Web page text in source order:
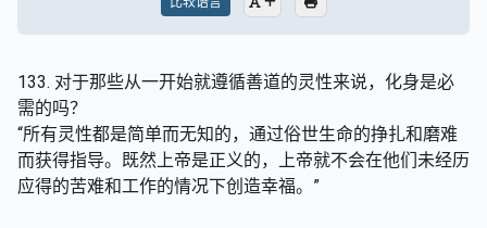
133. 对于那些从一开始就遵循善道的灵性来说，化身是必
需的吗？
“所有灵性都是简单而无知的，通过俗世生命的挣扎和磨难
而获得指导。既然上帝是正义的，上帝就不会在他们未经历
应得的苦难和工作的情况下创造幸福。”